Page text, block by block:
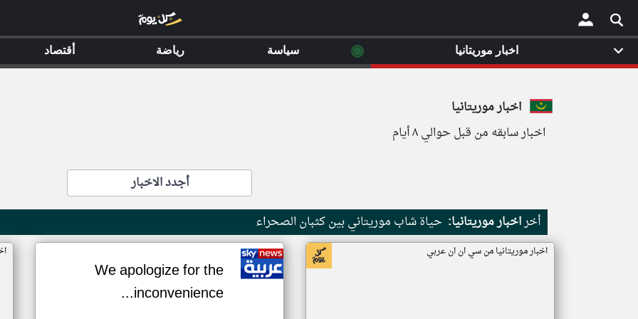
×
اخبار موريتانيا
اخبار سابقه من قبل حوالي ٨ أيام
أجدد الاخبار
أخراخبار موريتانيا: حياة شاب موريتاني بين كثبان الصحراء
اخبار موريتانيا من سي ان ان عربي
We apologize for the
inconvenience...
اخبار موريتانيا ◉ سياسة رياضة أقتصاد